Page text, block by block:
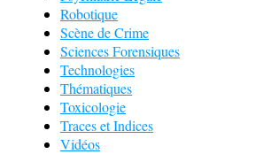
Robotique
Scène de Crime
Sciences Forensiques
Technologies
Thématiques
Toxicologie
Traces et Indices
Vidéos